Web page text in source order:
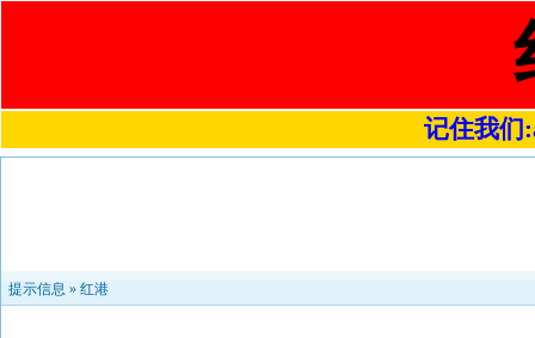
记住我们
提示信息 » 红港